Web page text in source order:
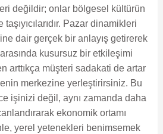
değildir; onlar bölgesel kültürün
taşıyıcılarıdır. Pazar dinamikleri
dair gerçek bir anlayış getirerek
kusursuz bir etkileşimi
arttıkça müşteri sadakati de artar
merkezine yerleştirirsiniz. Bu
işinizi değil, aynı zamanda daha
ekonomik ortamı
yerel yetenekleri benimsemek